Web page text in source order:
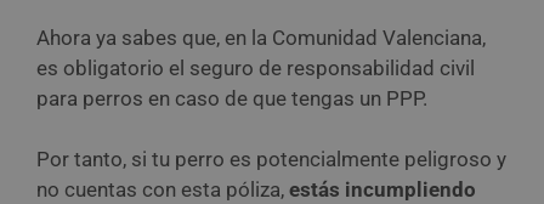
Ahora ya sabes que, en la Comunidad Valenciana,
es obligatorio el seguro de responsabilidad civil
para perros en caso de que tengas un PPP.
Por tanto, si tu perro es potencialmente peligroso y
no cuentas con esta póliza, estás incumpliendo